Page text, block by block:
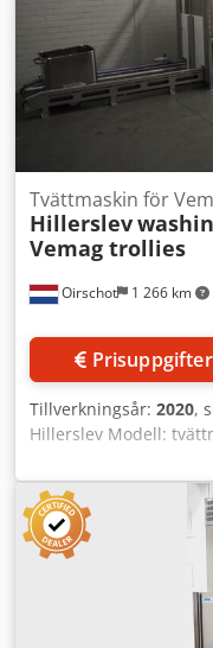
Oirschot 1 266 km
Tvättmaskin för
Hillerslev
Vemag trollies
Prisuppgifter
Tillverkningsår: 2020,
Hillerslev Modell:
Skick: Begagnad
3391 Kapacitet: 40
Uppvärmning:
400V, 50Hz, 14,5kW
Automatisk
sköljsektion,
vagnar (in och ut).